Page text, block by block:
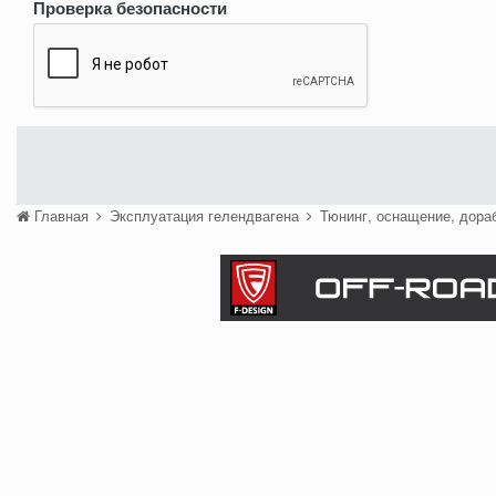
Проверка безопасности
Главная Эксплуатация гелендвагена Тюнинг, оснащение,